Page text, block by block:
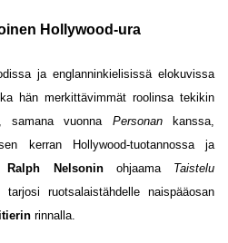
Hollywood-ura
ja englanninkielisissä elokuvissa
hän merkittävimmät roolinsa tekikin
samana vuonna Personan
kanssa,
kerran Hollywood-tuotannossa ja
Ralph Nelsonin ohjaama Taistelu
tarjosi ruotsalaistähdelle naispääosan
rinnalla.